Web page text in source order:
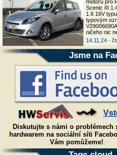
motoru pro
Scenic III
1.6 16V
typovým
ničeho nic
14.11.24 -
Jsme na
Diskutujte s námi o problémech
hardwarem na sociální síti
Vám pomůžeme!